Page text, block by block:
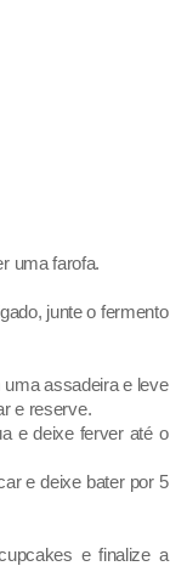
uma farofa.
junte o fermento
assadeira e leve
e reserve.
e deixe ferver até o
e deixe bater por 5
e finalize a